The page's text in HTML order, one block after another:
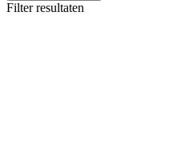
Filter resultaten